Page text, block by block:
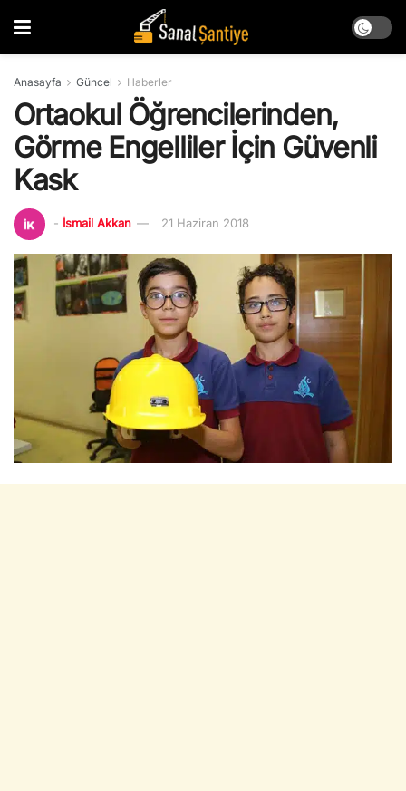
Anasayfa Güncel Haberler
Ortaokul Öğrencilerinden,
Görme Engelliler İçin Güvenli
Kask
- İsmail Akkan 21 Haziran 2018